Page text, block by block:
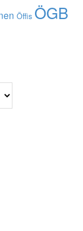
Öffis ÖGB